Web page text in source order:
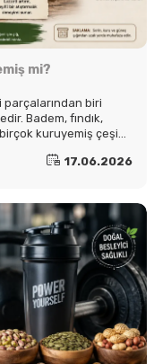
mi?
parçalarından biri
Badem, fındık,
birçok kuruyemiş çeşidi
tercih
17.06.2026